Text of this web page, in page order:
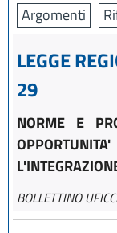
Argomenti
LEGGE
29
NORME E
BOLLETTINO